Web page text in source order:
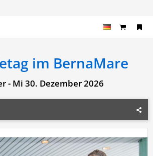
im BernaMare
- Mi 30. Dezember 2026